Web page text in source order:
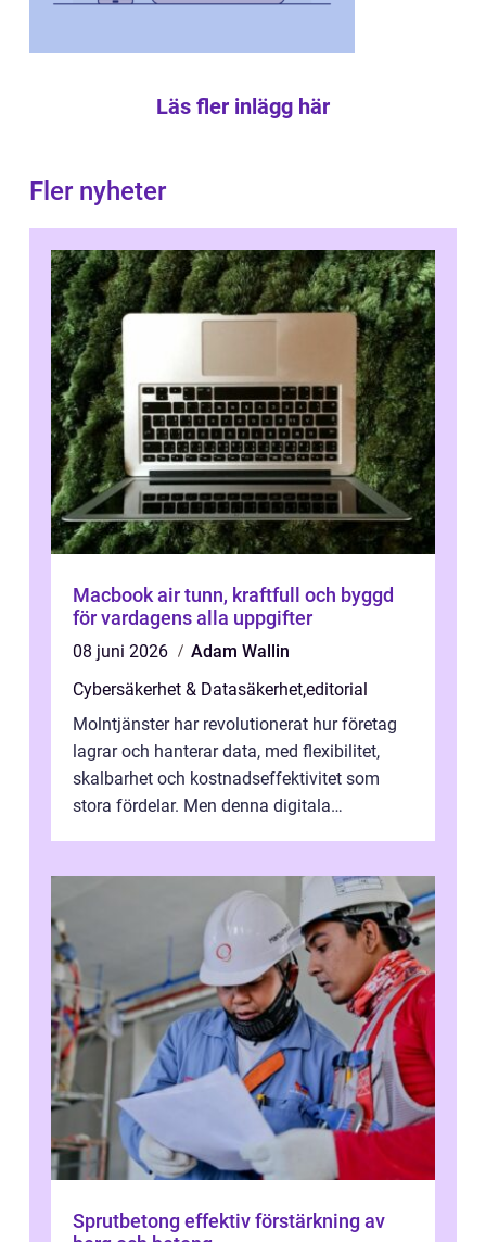
Läs fler inlägg här
Fler nyheter
Macbook air tunn, kraftfull och byggd
för vardagens alla uppgifter
08 juni 2026
Adam Wallin
Cybersäkerhet & Datasäkerhet,editorial
Molntjänster har revolutionerat hur företag
lagrar och hanterar data, med flexibilitet,
skalbarhet och kostnadseffektivitet som
stora fördelar. Men denna digitala
Sprutbetong effektiv förstärkning av